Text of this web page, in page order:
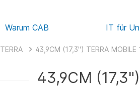
Warum CAB IT für
TERRA 43,9CM (17,3") TERRA
43,9CM